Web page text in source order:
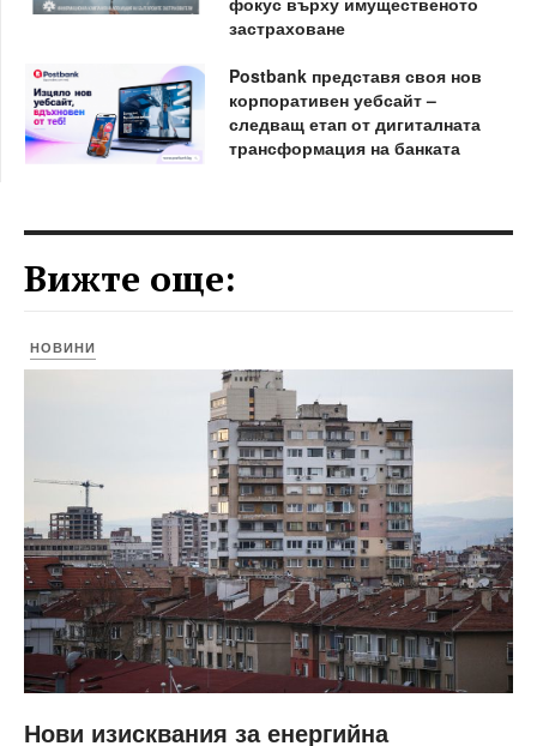
застраховане
Postbank представя своя нов
корпоративен уебсайт –
следващ етап от дигиталната
трансформация на банката
Вижте още:
НОВИНИ
Нови изисквания за енергийна